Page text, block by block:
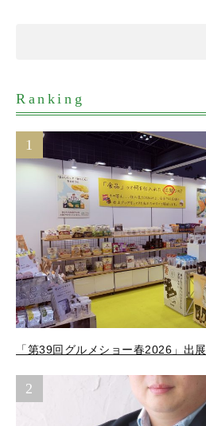
Ranking
1
「第39回グルメショー春2026」出展
2